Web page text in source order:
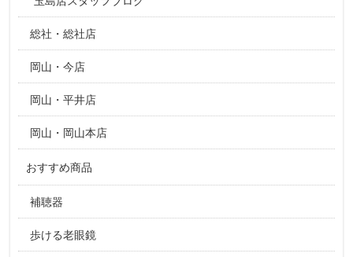
総社・総社店
岡山・今店
岡山・平井店
岡山・岡山本店
おすすめ商品
補聴器
歩ける老眼鏡